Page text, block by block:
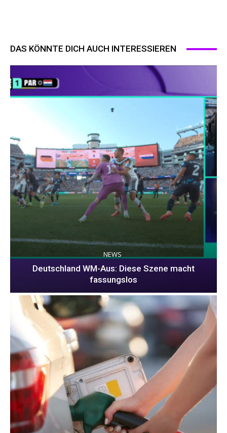
DAS KÖNNTE DICH AUCH INTERESSIEREN
NEWS
Deutschland WM-Aus: Diese Szene macht
fassungslos